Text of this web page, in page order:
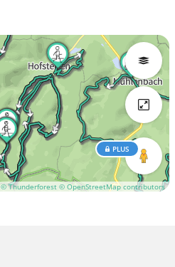
© Thunderforest © OpenStreetMap contributors
PLUS